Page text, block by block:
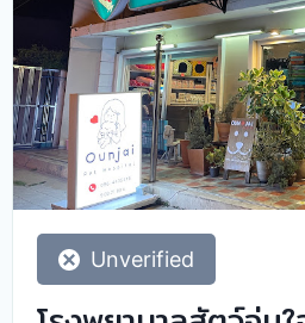
Unverified